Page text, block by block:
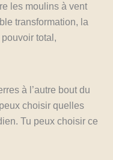
les moulins à vent
transformation, la
total,
à l’autre bout du
choisir quelles
Tu peux choisir ce